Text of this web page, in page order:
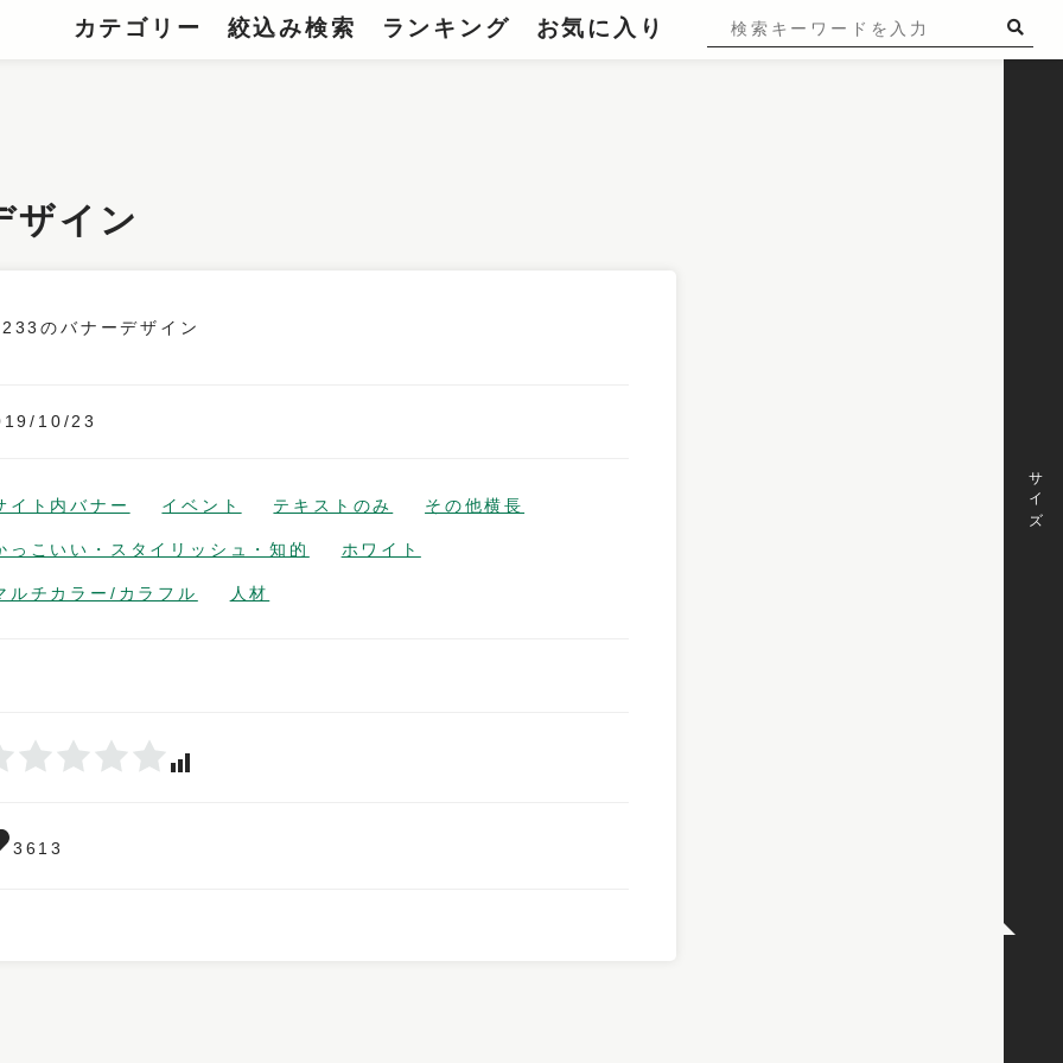
お気に入り
ランキング
絞込み検索
カテゴリー
サイズ
ザイン
10/23
イト内バナー イベント テキストのみ その他横長
っこいい・スタイリッシュ・知的 ホワイト
ルチカラー/カラフル 人材
3613